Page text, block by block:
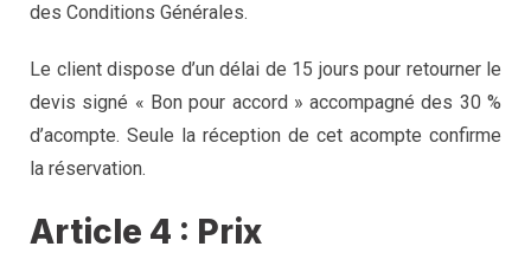
des Conditions Générales.
Le client dispose d’un délai de 15 jours pour retourner le
devis signé « Bon pour accord » accompagné des 30 %
d’acompte. Seule la réception de cet acompte confirme
la réservation.
Article 4 : Prix